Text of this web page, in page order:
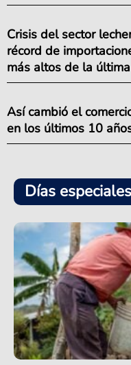
Crisis del sector
récord de
más altos de la
Así cambió el
en los últimos 10
Días especiales